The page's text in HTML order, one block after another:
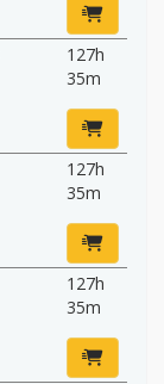
127h
35m
127h
35m
127h
35m